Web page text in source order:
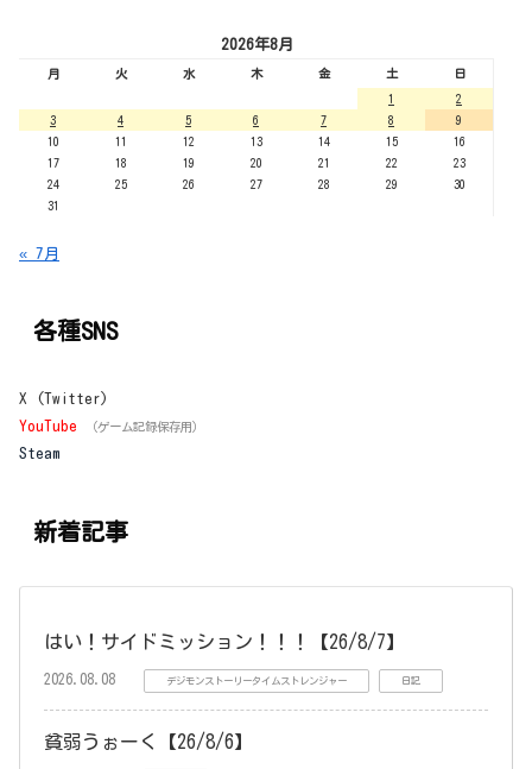
2026年8月
月 火 水 木 金 土 日
1
2
3
4 5 6 7 8
9
10
11 12 13 14 15
16
17
18 19 20 21 22
23
24
25 26 27 28 29
30
31
« 7月
各種SNS
X (Twitter)
YouTube
（ゲーム記録保存用）
Steam
新着記事
はい！サイドミッション！！！【26/8/7】
2026.08.08 デジモンストーリータイムストレンジャー 日記
貧弱うぉーく【26/8/6】